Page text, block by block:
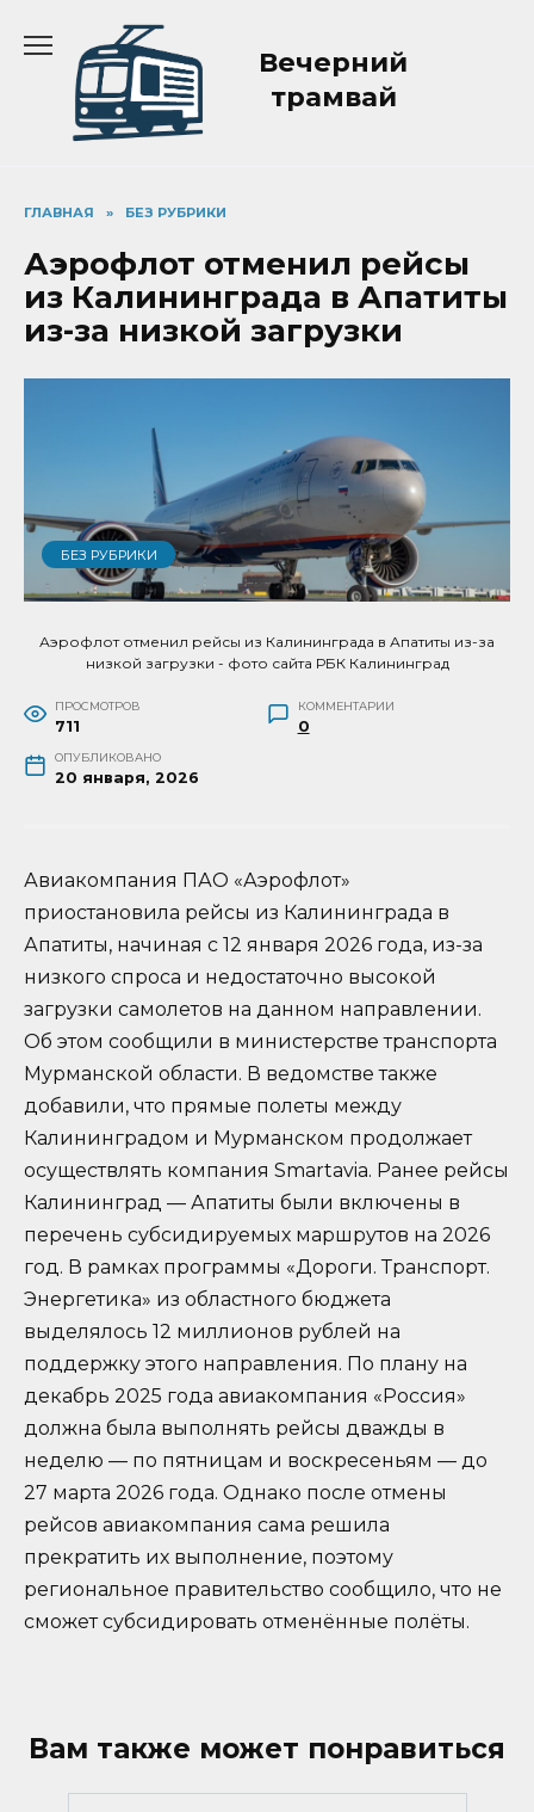
содержанию
Вечерний
трамвай
ГЛАВНАЯ » БЕЗ РУБРИКИ
Аэрофлот отменил рейсы
из Калининграда в Апатиты
из-за низкой загрузки
БЕЗ РУБРИКИ
Аэрофлот отменил рейсы из Калининграда в Апатиты из-за
низкой загрузки - фото сайта РБК Калининград
ПРОСМОТРОВ
711
КОММЕНТАРИИ
0
ОПУБЛИКОВАНО
20 января, 2026
Авиакомпания ПАО «Аэрофлот»
приостановила рейсы из Калининграда в
Апатиты, начиная с 12 января 2026 года, из-за
низкого спроса и недостаточно высокой
загрузки самолетов на данном направлении.
Об этом сообщили в министерстве транспорта
Мурманской области. В ведомстве также
добавили, что прямые полеты между
Калининградом и Мурманском продолжает
осуществлять компания Smartavia. Ранее рейсы
Калининград — Апатиты были включены в
перечень субсидируемых маршрутов на 2026
год. В рамках программы «Дороги. Транспорт.
Энергетика» из областного бюджета
выделялось 12 миллионов рублей на
поддержку этого направления. По плану на
декабрь 2025 года авиакомпания «Россия»
должна была выполнять рейсы дважды в
неделю — по пятницам и воскресеньям — до
27 марта 2026 года. Однако после отмены
рейсов авиакомпания сама решила
прекратить их выполнение, поэтому
региональное правительство сообщило, что не
сможет субсидировать отменённые полёты.
Вам также может понравиться